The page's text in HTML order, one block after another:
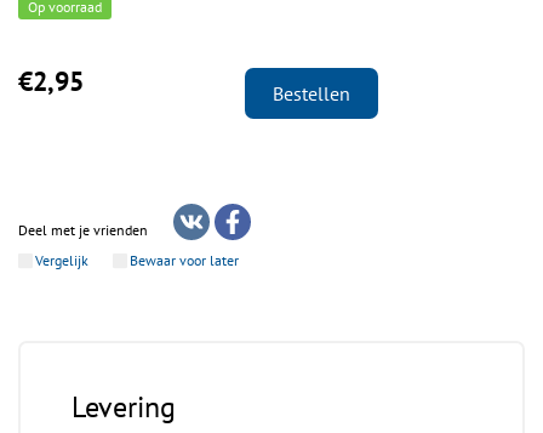
Op voorraad
€2,95 Bestellen
Deel met je vrienden
Vergelijk
Bewaar voor later
Levering